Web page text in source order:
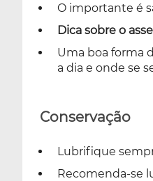
O importante é
Dica sobre o
Uma boa forma
a dia e onde se
Conservação
Lubrifique
Recomenda-se